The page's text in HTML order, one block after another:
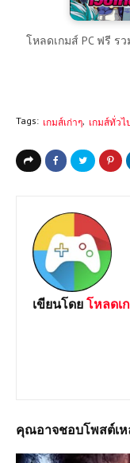
โหลดเกมส์ PC ฟรี รว
Tags: เกมส์เก่าๆ เกมส์ทั่วไ
เขียนโดย โหลดเ
คุณอาจชอบโพสต์เ